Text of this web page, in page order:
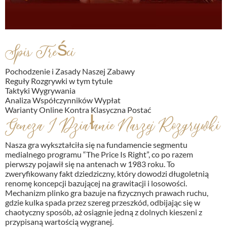
Spis Treści
Pochodzenie i Zasady Naszej Zabawy
Reguły Rozgrywki w tym tytule
Taktyki Wygrywania
Analiza Współczynników Wypłat
Warianty Online Kontra Klasyczna Postać
Geneza I Działanie Naszej Rozgrywki
Nasza gra wykształciła się na fundamencie segmentu
medialnego programu “The Price Is Right”, co po razem
pierwszy pojawił się na antenach w 1983 roku. To
zweryfikowany fakt dziedziczny, który dowodzi długoletnią
renomę koncepcji bazującej na grawitacji i losowości.
Mechanizm plinko gra bazuje na fizycznych prawach ruchu,
gdzie kulka spada przez szereg przeszkód, odbijając się w
chaotyczny sposób, aż osiągnie jedną z dolnych kieszeni z
przypisaną wartością wygranej.